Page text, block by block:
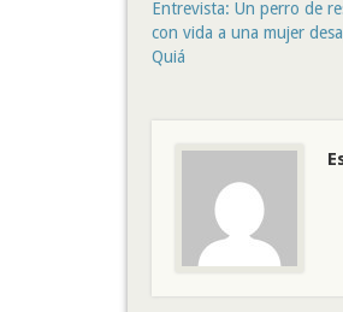
Entrevista: Un perro de
con vida a una mujer
Quiá